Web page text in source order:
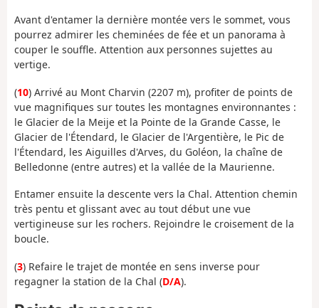
Avant d'entamer la dernière montée vers le sommet, vous
pourrez admirer les cheminées de fée et un panorama à
couper le souffle. Attention aux personnes sujettes au
vertige.
(10) Arrivé au Mont Charvin (2207 m), profiter de points de
vue magnifiques sur toutes les montagnes environnantes :
le Glacier de la Meije et la Pointe de la Grande Casse, le
Glacier de l'Étendard, le Glacier de l'Argentière, le Pic de
l'Étendard, les Aiguilles d'Arves, du Goléon, la chaîne de
Belledonne (entre autres) et la vallée de la Maurienne.
Entamer ensuite la descente vers la Chal. Attention chemin
très pentu et glissant avec au tout début une vue
vertigineuse sur les rochers. Rejoindre le croisement de la
boucle.
(3) Refaire le trajet de montée en sens inverse pour
regagner la station de la Chal (D/A).